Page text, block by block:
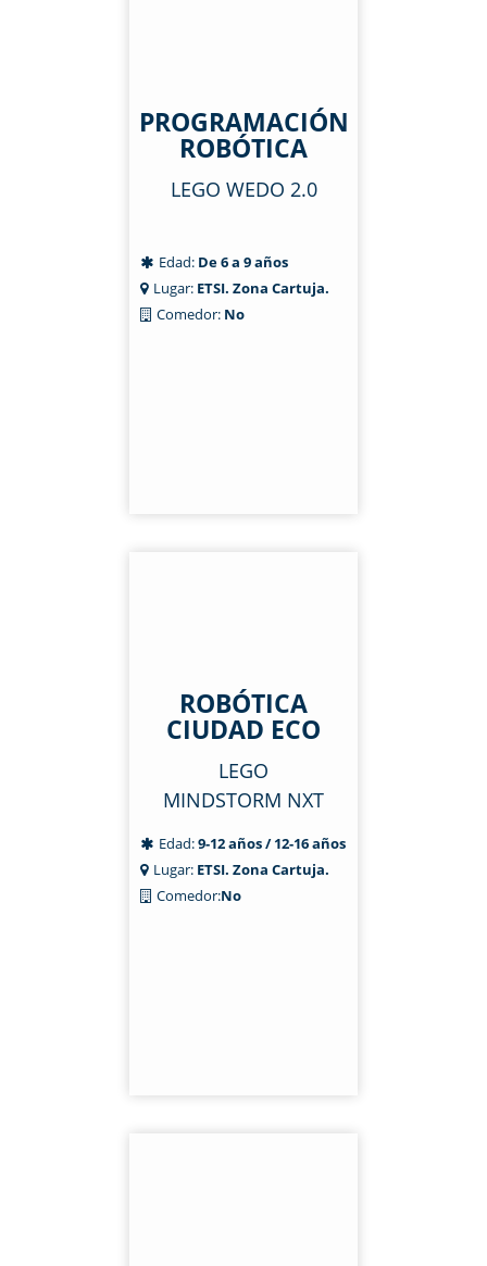
PROGRAMACIÓN
ROBÓTICA
LEGO WEDO 2.0
Edad: De 6 a 9 años
Lugar: ETSI. Zona Cartuja.
Comedor: No
ROBÓTICA
CIUDAD ECO
LEGO
MINDSTORM NXT
Edad:9-12 años / 12-16 años
Lugar: ETSI. Zona Cartuja.
Comedor:No